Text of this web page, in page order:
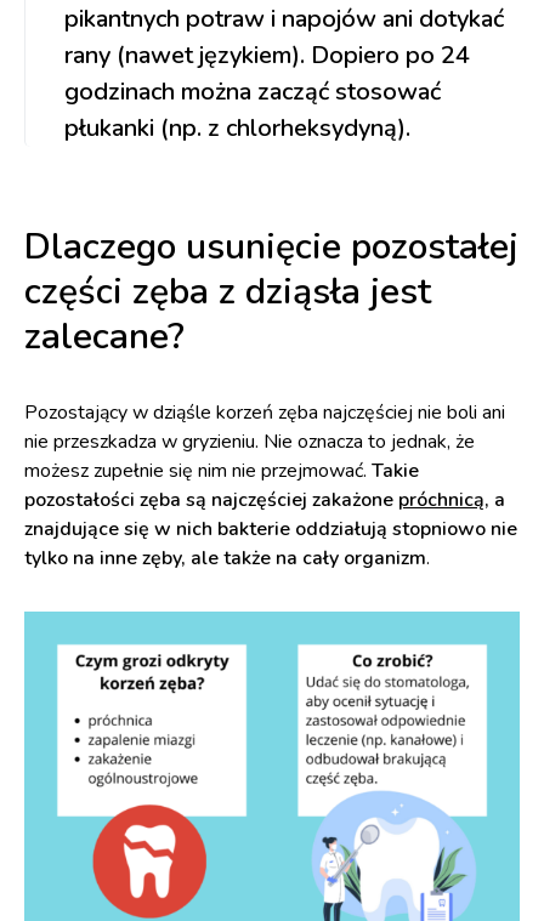
pikantnych potraw i napojów ani dotykać
rany (nawet językiem). Dopiero po 24
godzinach można zacząć stosować
płukanki (np. z chlorheksydyną).
Dlaczego usunięcie pozostałej
części zęba z dziąsła jest
zalecane?
Pozostający w dziąśle korzeń zęba najczęściej nie boli ani
nie przeszkadza w gryzieniu. Nie oznacza to jednak, że
możesz zupełnie się nim nie przejmować. Takie
pozostałości zęba są najczęściej zakażone próchnicą, a
znajdujące się w nich bakterie oddziałują stopniowo nie
tylko na inne zęby, ale także na cały organizm.